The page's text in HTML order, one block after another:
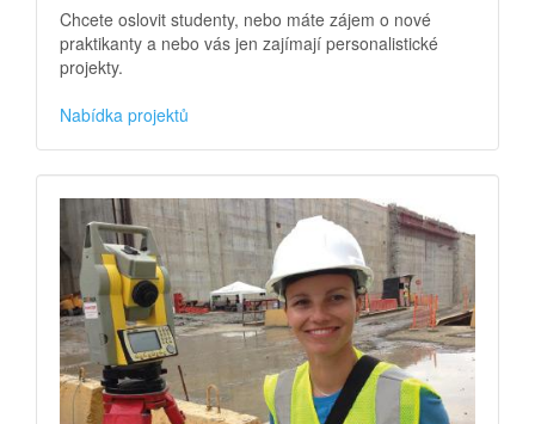
Chcete oslovit studenty, nebo máte zájem o nové
praktikanty a nebo vás jen zajímají personalistické
projekty.
Nabídka projektů